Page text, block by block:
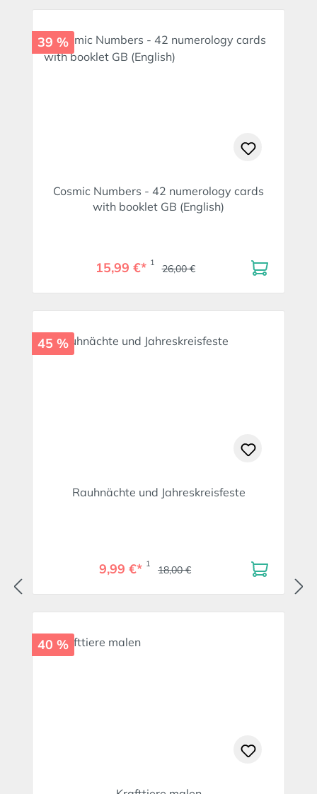
39 %
Cosmic Numbers - 42 numerology cards
with booklet GB (English)
15,99 €* 1 26,00 €
45 %
Rauhnächte und Jahreskreisfeste
9,99 €* 1 18,00 €
40 %